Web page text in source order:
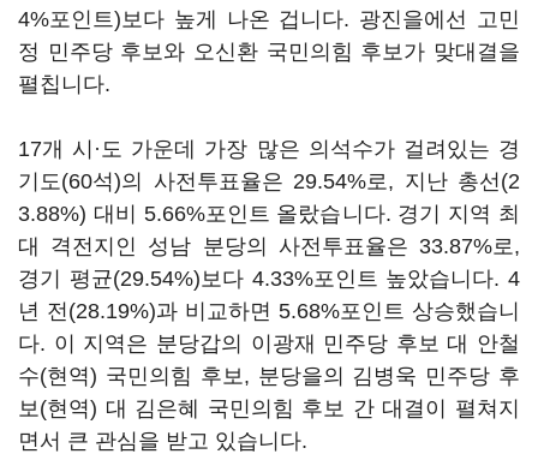
4%포인트)보다 높게 나온 겁니다. 광진을에선 고민
정 민주당 후보와 오신환 국민의힘 후보가 맞대결을
펼칩니다.
17개 시·도 가운데 가장 많은 의석수가 걸려있는 경
기도(60석)의 사전투표율은 29.54%로, 지난 총선(2
3.88%) 대비 5.66%포인트 올랐습니다. 경기 지역 최
대 격전지인 성남 분당의 사전투표율은 33.87%로,
경기 평균(29.54%)보다 4.33%포인트 높았습니다. 4
년 전(28.19%)과 비교하면 5.68%포인트 상승했습니
다. 이 지역은 분당갑의 이광재 민주당 후보 대 안철
수(현역) 국민의힘 후보, 분당을의 김병욱 민주당 후
보(현역) 대 김은혜 국민의힘 후보 간 대결이 펼쳐지
면서 큰 관심을 받고 있습니다.